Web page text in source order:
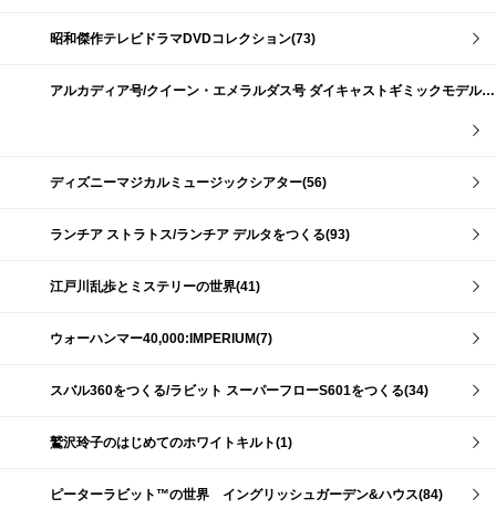
昭和傑作テレビドラマDVDコレクション(73)
アルカディア号/クイーン・エメラルダス号 ダイキャストギミックモデルをつくる(159)
ディズニーマジカルミュージックシアター(56)
ランチア ストラトス/ランチア デルタをつくる(93)
江戸川乱歩とミステリーの世界(41)
ウォーハンマー40,000:IMPERIUM(7)
スバル360をつくる/ラビット スーパーフローS601をつくる(34)
鷲沢玲子のはじめてのホワイトキルト(1)
ピーターラビット™の世界 イングリッシュガーデン&ハウス(84)